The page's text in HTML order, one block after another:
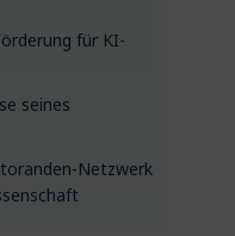
für KI-
seines
Netzwerk